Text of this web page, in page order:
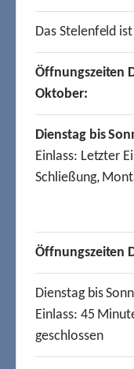
Das Stelenfeld
Öffnungszeiten
Oktober:
Dienstag bis
Einlass: Letzter
Schließung,
Öffnungszeiten
Dienstag bis
Einlass: 45
geschlossen